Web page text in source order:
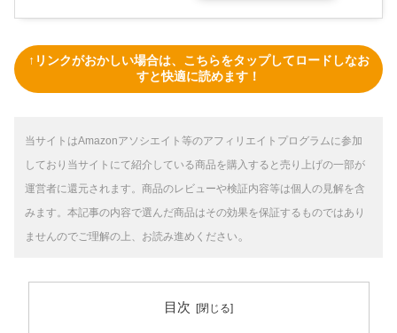
↑リンクがおかしい場合は、こちらをタップしてロードしなお
すと快適に読めます！
当サイトはAmazonアソシエイト等のアフィリエイトプログラムに参加
しており当サイトにて紹介している商品を購入すると売り上げの一部が
運営者に還元されます。商品のレビューや検証内容等は個人の見解を含
みます。 本記事の内容で選んだ商品はその効果を保証するものではあり
ませんのでご理解の上、お読み進めください 。
目次